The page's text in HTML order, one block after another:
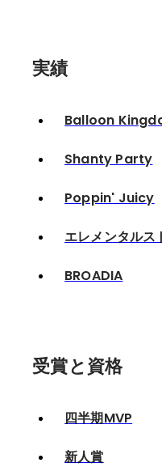
実績
Balloon
Shanty Party
Poppin' Juicy
エレメンタルス
BROADIA
受賞と資格
四半期MVP
新人賞